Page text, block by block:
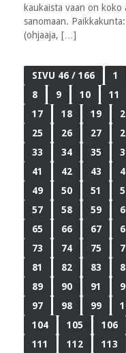
kaukaista vaan on koko
sanomaan.
(ohjaaja, […]
SIVU 46 / 166 1
8
9 10 11
17
18 19
25
26 27
33
34 35
41
42 43
49
50 51
57
58 59
65
66 67
73
74 75
81
82 83
89
90 91
97
98 99
104
105 106
111
112 113